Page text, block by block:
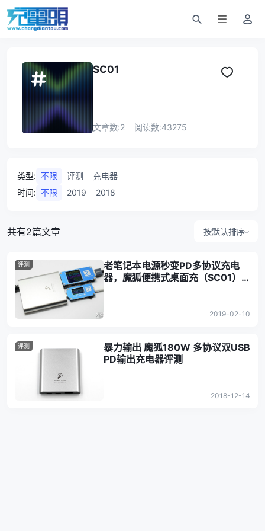
SC01
文章数:2 阅读数:43275
类型: 不限 评测
充电器
时间: 不限 2019 2018
共有2篇文章 按默认排序
评测
老笔记本电源秒变PD多协议充电
器，魔狐便携式桌面充（SC01）
2019-02-10
评测
暴力输出 魔狐180W 多协议双USB
PD输出充电器评测
2018-12-14